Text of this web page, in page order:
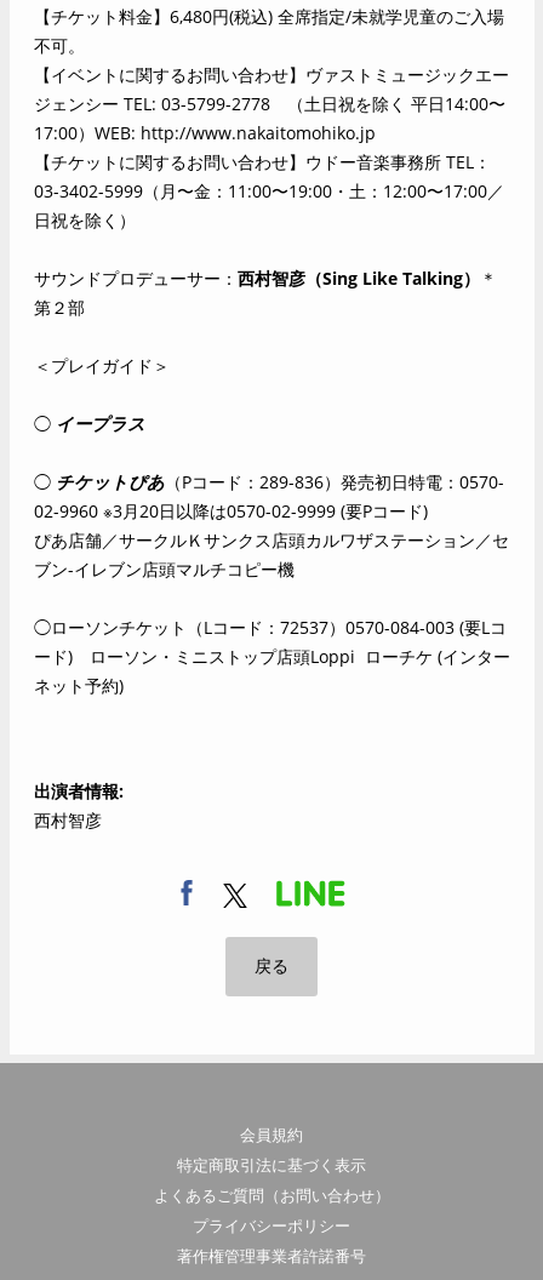
【チケット料金】6,480円(税込) 全席指定/未就学児童のご入場
不可。
【イベントに関するお問い合わせ】ヴァストミュージックエー
ジェンシー TEL: 03-5799-2778 （土日祝を除く 平日14:00〜
17:00）WEB: http://www.nakaitomohiko.jp
【チケットに関するお問い合わせ】ウドー音楽事務所 TEL：
03-3402-5999（月〜金：11:00〜19:00・土：12:00〜17:00／
日祝を除く）
サウンドプロデューサー： 西村智彦（Sing Like Talking）
＊
第２部
＜プレイガイド＞
◯ イープラス
◯ チケットぴあ（Pコード：289-836）発売初日特電：0570-
02-9960 ※3月20日以降は0570-02-9999 (要Pコード)
ぴあ店舗／サークルＫサンクス店頭カルワザステーション／セ
ブン-イレブン店頭マルチコピー機
◯ローソンチケット（Lコード：72537）0570-084-003 (要Lコ
ード) ローソン・ミニストップ店頭Loppi ローチケ (インター
ネット予約)
出演者情報
西村智彦
戻る
会員規約
特定商取引法に基づく表示
よくあるご質問（お問い合わせ）
プライバシーポリシー
著作権管理事業者許諾番号